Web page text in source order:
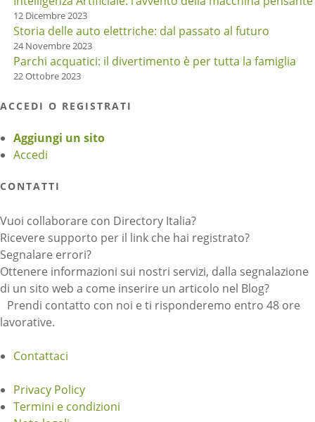
12 Dicembre 2023
Storia delle auto elettriche: dal passato al futuro
24 Novembre 2023
Parchi acquatici: il divertimento è per tutta la famiglia
22 Ottobre 2023
ACCEDI O REGISTRATI
Aggiungi un sito
Accedi
CONTATTI
Vuoi collaborare con Directory Italia?
Ricevere supporto per il link che hai registrato?
Segnalare errori?
Ottenere informazioni sui nostri servizi, dalla segnalazione
di un sito web a come inserire un articolo nel Blog?
Prendi contatto con noi e ti risponderemo entro 48 ore
lavorative.
Contattaci
Privacy Policy
Termini e condizioni